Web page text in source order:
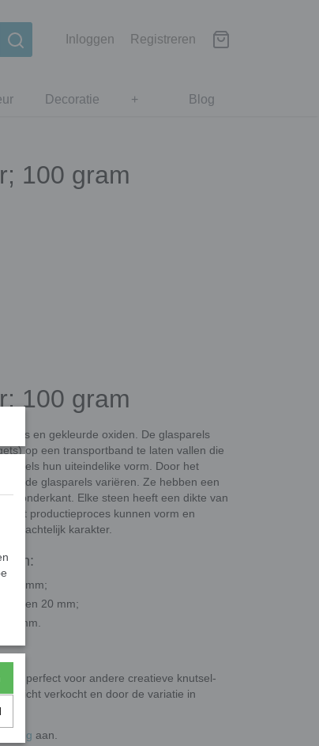
Inloggen Registreren
Blog
Decoratie +
100 gram
100 gram
glas en gekleurde oxiden. De glasparels
op een transportband te laten vallen die
hun uiteindelike vorm. Door het
de glasparels variëren. Ze hebben een
onderkant. Elke steen heeft een dikte van
het productieproces kunnen vorm en
karakter.
13 mm;
16 en 20 mm;
mm.
perfect voor andere creatieve knutsel-
verkocht en door de variatie in
aan.